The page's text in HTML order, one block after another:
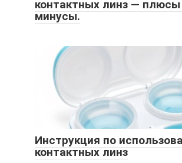
контактных линз — плюсы
минусы.
Инструкция по
контактных линз